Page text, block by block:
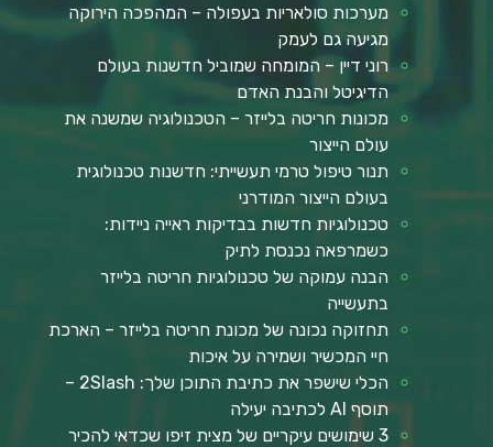
מערכות סולאריות בעפולה – המהפכה הירוקה
מגיעה גם לעמק
רוני דיין – המומחה שמוביל חדשנות בעולם
הדיגיטל והבנת האדם
מכונות חריטה בלייזר – הטכנולוגיה שמשנה את
עולם הייצור
תנור טיפול טרמי תעשייתי: חדשנות טכנולוגית
בעולם הייצור המודרני
טכנולוגיות חדשות בבדיקות ראייה ניידות:
כשמרפאה נכנסת לתיק
הבנה עמוקה של טכנולוגיות חריטה בלייזר
בתעשייה
תחזוקה נכונה של מכונת חריטה בלייזר – הארכת
חיי המכשיר ושמירה על איכות
הכלי שישפר את כתיבת התוכן שלך: 2Slash –
תוסף AI לכתיבה יעילה
3 שימושים עיקריים של מצית זיפו שכדאי להכיר